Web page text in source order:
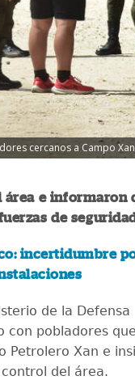
cercanos a Campo
área e informaron
de
incertidumbre
de la Defensa
con pobladores que
Petrolero Xan e
del área.